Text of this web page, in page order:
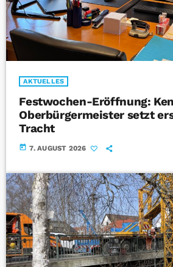
AKTUELLES
Festwochen-Eröffnung:
Oberbürgermeister setzt
Tracht
today 7. AUGUST 2026